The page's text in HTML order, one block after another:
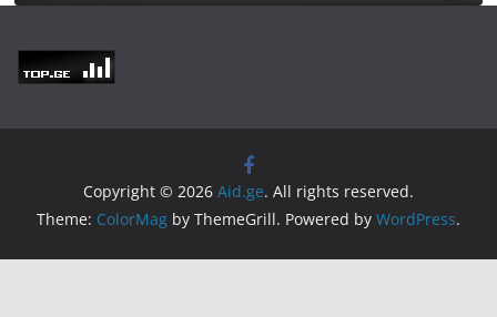
Copyright © 2026 Aid.ge. All rights reserved.
Theme: ColorMag by ThemeGrill. Powered by WordPress.